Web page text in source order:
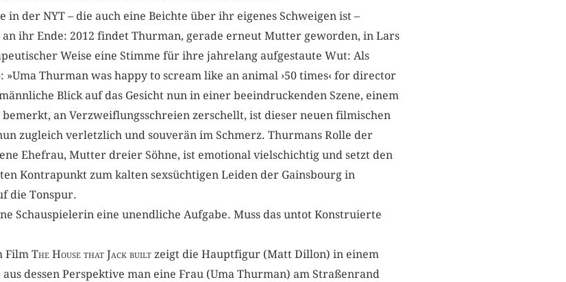
in der NYT – die auch eine Beichte über ihr eigenes Schweigen ist –
ihr Ende: 2012 findet Thurman, gerade erneut Mutter geworden, in Lars
Weise eine Stimme für ihre jahrelang aufgestaute Wut: Als
»Uma Thurman was happy to scream like an animal ›50 times‹ for director
Blick auf das Gesicht nun in einer beeindruckenden Szene, einem
an Verzweiflungsschreien zerschellt, ist dieser neuen filmischen
zugleich verletzlich und souverän im Schmerz. Thurmans Rolle der
Ehefrau, Mutter dreier Söhne, ist emotional vielschichtig und setzt den
Kontrapunkt zum kalten sexsüchtigen Leiden der Gainsbourg in
die Tonspur.
Schauspielerin eine unendliche Aufgabe. Muss das untot Konstruierte
Film The House that Jack builtzeigt die Hauptfigur (Matt Dillon) in einem
dessen Perspektive man eine Frau (Uma Thurman) am Straßenrand